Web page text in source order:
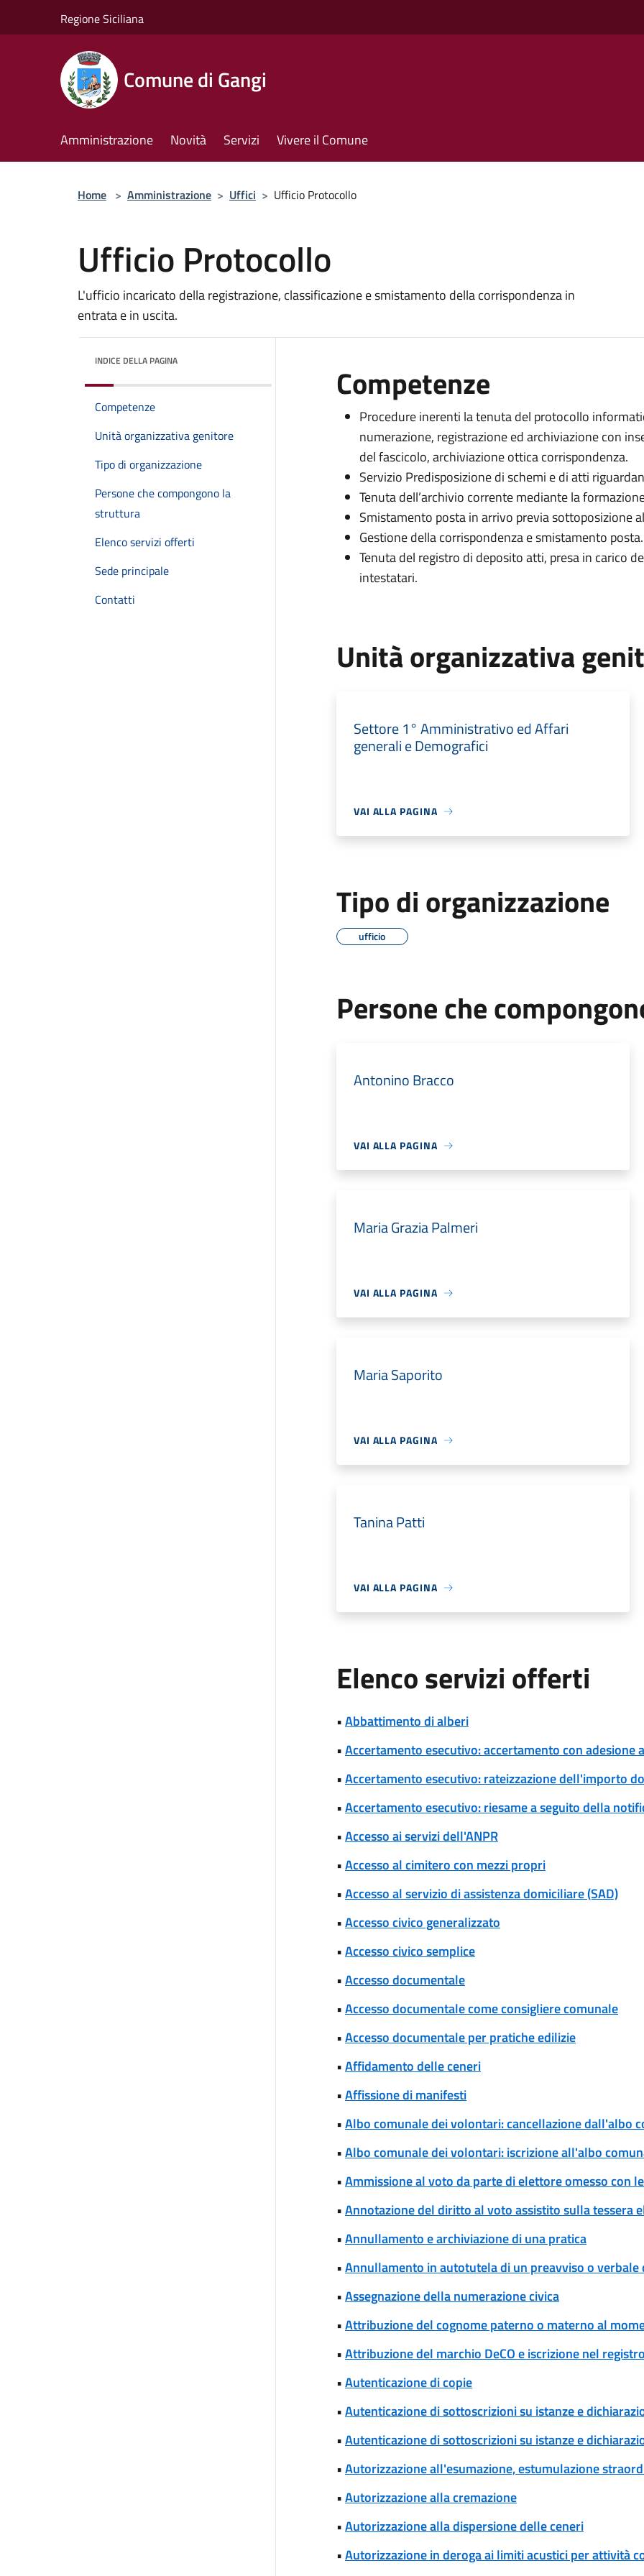
Regione Siciliana
Comune di Gangi
Amministrazione Novità Servizi Vivere il Comune
Home > Amministrazione > Uffici > Ufficio Protocollo
Ufficio Protocollo
L'ufficio incaricato della registrazione, classificazione e smistamento della corrispondenza in
entrata e in uscita.
INDICE DELLA PAGINA
Competenze
Unità organizzativa genitore
Tipo di organizzazione
Persone che compongono la
struttura
Elenco servizi offerti
Sede principale
Contatti
Competenze
Procedure inerenti la tenuta del protocollo
numerazione, registrazione ed archiviazione con
del fascicolo, archiviazione ottica corrispondenza.
Servizio Predisposizione di schemi e di atti
Tenuta dell’archivio corrente mediante la
Smistamento posta in arrivo previa sottoposizione
Gestione della corrispondenza e smistamento posta.
Tenuta del registro di deposito atti, presa in carico
intestatari.
Unità organizzativa
Settore 1° Amministrativo ed Affari
generali e Demografici
VAI ALLA PAGINA
Tipo di organizzazione
ufficio
Persone che
Antonino Bracco
VAI ALLA PAGINA
Maria Grazia Palmeri
VAI ALLA PAGINA
Maria Saporito
VAI ALLA PAGINA
Tanina Patti
VAI ALLA PAGINA
Elenco servizi offerti
•Abbattimento di alberi
•Accertamento esecutivo: accertamento con adesione
•Accertamento esecutivo: rateizzazione dell'importo
•Accertamento esecutivo: riesame a seguito della
•Accesso ai servizi dell'ANPR
•Accesso al cimitero con mezzi propri
•Accesso al servizio di assistenza domiciliare (SAD)
•Accesso civico generalizzato
•Accesso civico semplice
•Accesso documentale
•Accesso documentale come consigliere comunale
•Accesso documentale per pratiche edilizie
•Affidamento delle ceneri
•Affissione di manifesti
•Albo comunale dei volontari: cancellazione dall'albo
•Albo comunale dei volontari: iscrizione all'albo
•Ammissione al voto da parte di elettore omesso con
•Annotazione del diritto al voto assistito sulla tessera
•Annullamento e archiviazione di una pratica
•Annullamento in autotutela di un preavviso o verbale
•Assegnazione della numerazione civica
•Attribuzione del cognome paterno o materno al
•Attribuzione del marchio DeCO e iscrizione nel
•Autenticazione di copie
•Autenticazione di sottoscrizioni su istanze e
•Autenticazione di sottoscrizioni su istanze e
•Autorizzazione all'esumazione, estumulazione
•Autorizzazione alla cremazione
•Autorizzazione alla dispersione delle ceneri
•Autorizzazione in deroga ai limiti acustici per attività